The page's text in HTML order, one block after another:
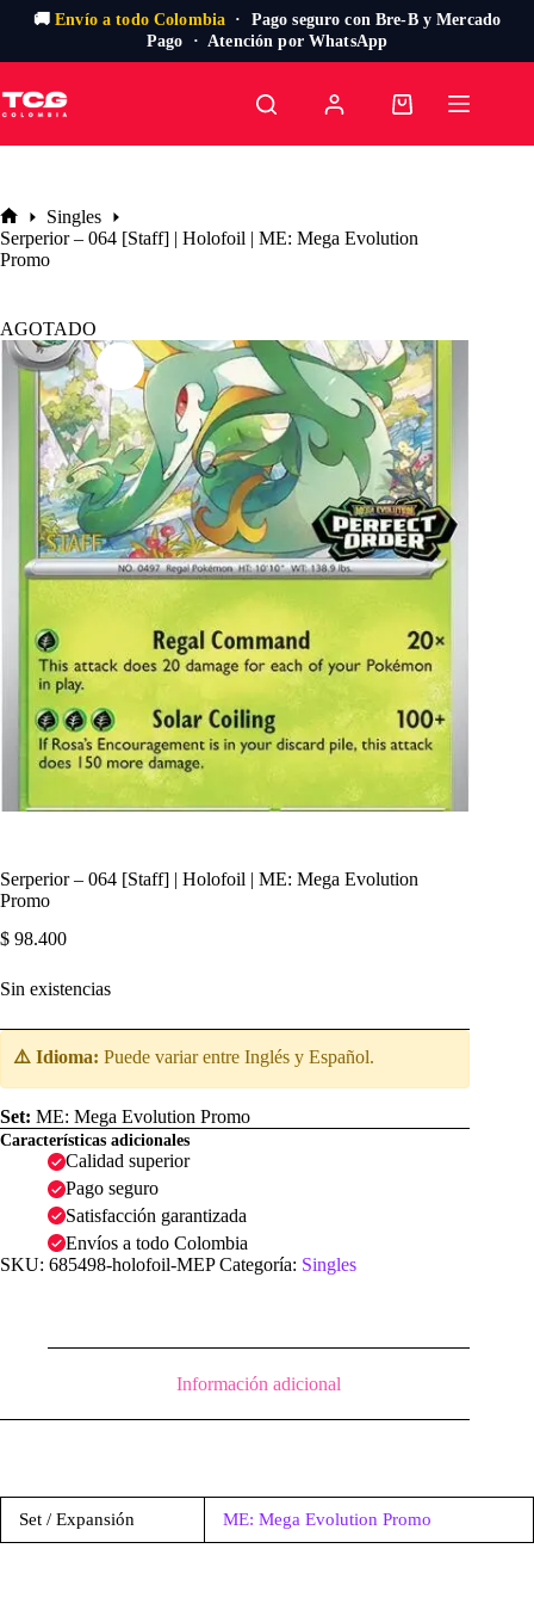
🚚Envío a todo Colombia · Pago seguro con Bre-B y Mercado
Pago · Atención por WhatsApp
al
contenido
Carro
Inicio
Singles
Serperior – 064 [Staff] | Holofoil | ME: Mega Evolution
Promo
AGOTADO
Serperior – 064 [Staff] | Holofoil | ME: Mega Evolution
Promo
$ 98.400
Sin existencias
⚠️ Idioma: Puede variar entre Inglés y Español.
Set: ME: Mega Evolution Promo
Características adicionales
Calidad superior
Pago seguro
Satisfacción garantizada
Envíos a todo Colombia
SKU: 685498-holofoil-MEP Categoría: Singles
Información adicional
Set / Expansión ME: Mega Evolution Promo